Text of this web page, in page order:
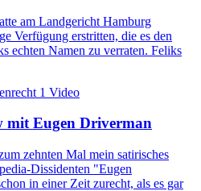
am Landgericht Hamburg
Verfügung erstritten, die es den
echten Namen zu verraten. Feliks
1 Video
mit Eugen Driverman
zehnten Mal mein satirisches
Dissidenten "Eugen
in einer Zeit zurecht, als es gar